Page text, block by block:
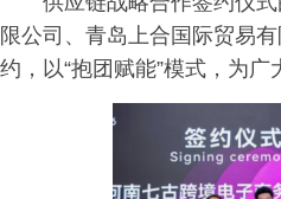
限公司、青岛上合国际贸易
约，以“抱团赋能”模式，为